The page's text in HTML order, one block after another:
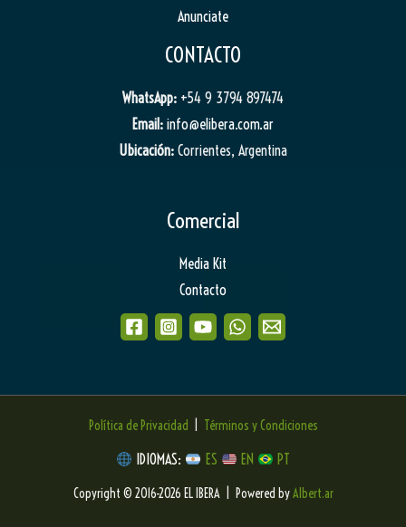
Anunciate
CONTACTO
WhatsApp: +54 9 3794 897474
Email: info@elibera.com.ar
Ubicación: Corrientes, Argentina
Comercial
Media Kit
Contacto
Política de Privacidad Términos y Condiciones
IDIOMAS: ES EN PT
Copyright © 2016-2026 EL IBERA | Powered byAlbert.ar